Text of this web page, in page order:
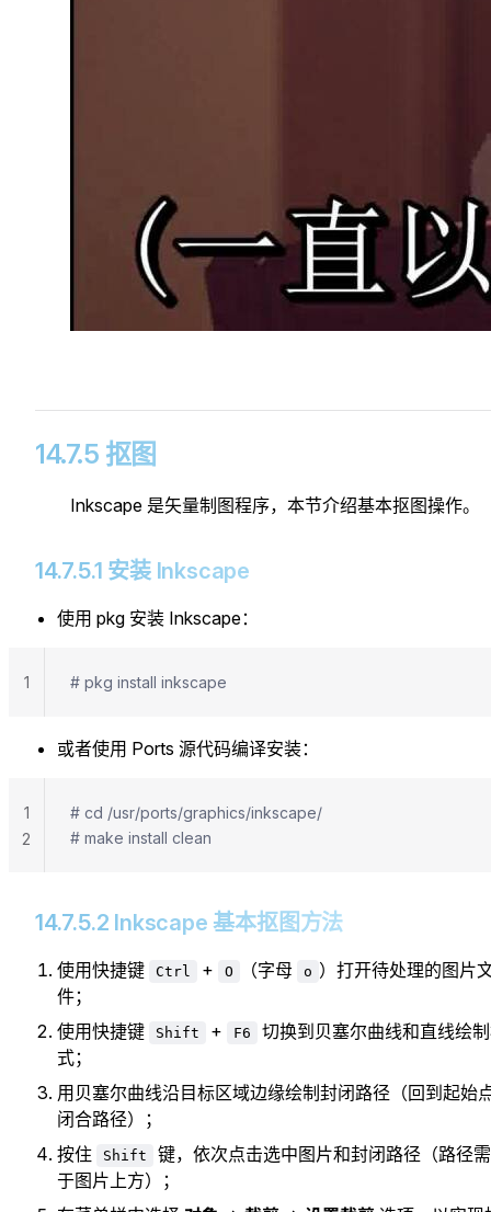
14.7.5 抠图
Inkscape 是矢量制图程序，本节介绍基本抠图操作。
14.7.5.1 安装 Inkscape
使用 pkg 安装 Inkscape：
# pkg install inkscape
1
或者使用 Ports 源代码编译安装：
# cd /usr/ports/graphics/inkscape/
# make install clean
1
2
14.7.5.2 Inkscape 基本抠图方法
使用快捷键 Ctrl + O （字母 o ）打开待处理的图片
件；
使用快捷键
Shift + F6
切换到贝塞尔曲线和直线绘
式；
用贝塞尔曲线沿目标区域边缘绘制封闭路径（回到起始
闭合路径）；
按住
Shift
键，依次点击选中图片和封闭路径（路径
于图片上方）；